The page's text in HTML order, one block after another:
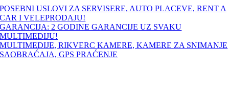
Skip
to
content
POSEBNI USLOVI ZA SERVISERE, AUTO PLACEVE, RENT A
CAR I VELEPRODAJU!
GARANCIJA: 2 GODINE GARANCIJE UZ SVAKU
MULTIMEDIJU!
MULTIMEDIJE, RIKVERC KAMERE, KAMERE ZA SNIMANJE
SAOBRAĆAJA, GPS PRAĆENJE